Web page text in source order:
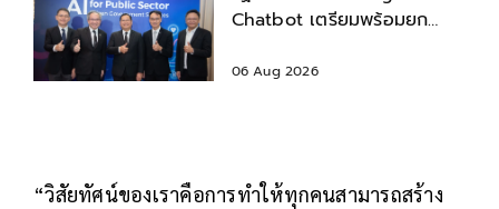
Chatbot เตรียมพร้อมยก
06 Aug 2026
“วิสัยทัศน์ของเราคือการทำให้ทุกคนสามารถสร้าง